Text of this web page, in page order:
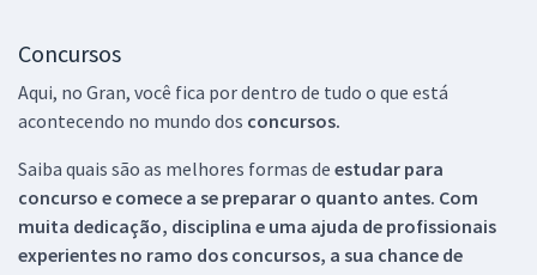
Concursos
Aqui, no Gran, você fica por dentro de tudo o que está
acontecendo no mundo dos concursos.
Saiba quais são as melhores formas de estudar para
concurso e comece a se preparar o quanto antes. Com
muita dedicação, disciplina e uma ajuda de profissionais
experientes no ramo dos concursos, a sua chance de